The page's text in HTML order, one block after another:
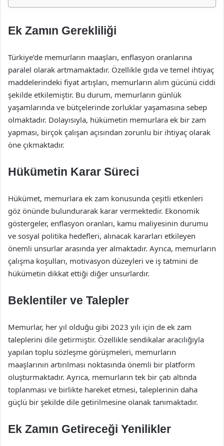
Ek Zamın Gerekliliği
Türkiye’de memurların maaşları, enflasyon oranlarına
paralel olarak artmamaktadır. Özellikle gıda ve temel ihtiyaç
maddelerindeki fiyat artışları, memurların alım gücünü ciddi
şekilde etkilemiştir. Bu durum, memurların günlük
yaşamlarında ve bütçelerinde zorluklar yaşamasına sebep
olmaktadır. Dolayısıyla, hükümetin memurlara ek bir zam
yapması, birçok çalışan açısından zorunlu bir ihtiyaç olarak
öne çıkmaktadır.
Hükümetin Karar Süreci
Hükümet, memurlara ek zam konusunda çeşitli etkenleri
göz önünde bulundurarak karar vermektedir. Ekonomik
göstergeler, enflasyon oranları, kamu maliyesinin durumu
ve sosyal politika hedefleri, alınacak kararları etkileyen
önemli unsurlar arasında yer almaktadır. Ayrıca, memurların
çalışma koşulları, motivasyon düzeyleri ve iş tatmini de
hükümetin dikkat ettiği diğer unsurlardır.
Beklentiler ve Talepler
Memurlar, her yıl olduğu gibi 2023 yılı için de ek zam
taleplerini dile getirmiştir. Özellikle sendikalar aracılığıyla
yapılan toplu sözleşme görüşmeleri, memurların
maaşlarının artırılması noktasında önemli bir platform
oluşturmaktadır. Ayrıca, memurların tek bir çatı altında
toplanması ve birlikte hareket etmesi, taleplerinin daha
güçlü bir şekilde dile getirilmesine olanak tanımaktadır.
Ek Zamın Getireceği Yenilikler